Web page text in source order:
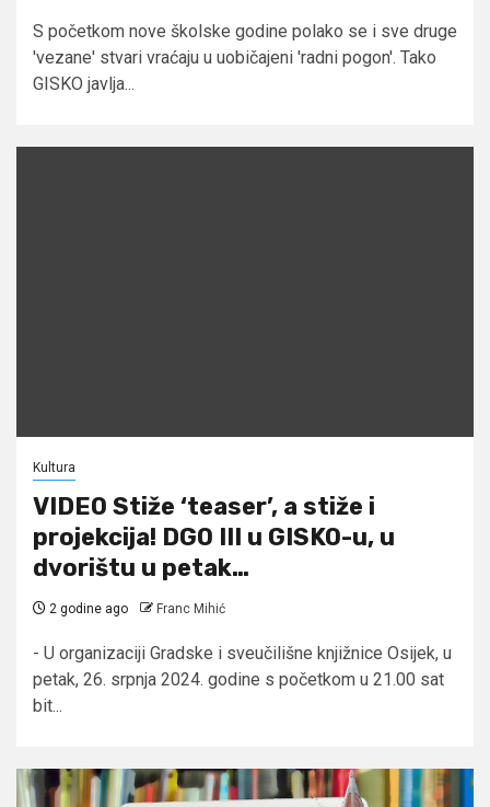
S početkom nove školske godine polako se i sve druge
'vezane' stvari vraćaju u uobičajeni 'radni pogon'. Tako
GISKO javlja...
Kultura
VIDEO Stiže ‘teaser’, a stiže i
projekcija! DGO III u GISKO-u, u
dvorištu u petak…
2 godine ago Franc Mihić
- U organizaciji Gradske i sveučilišne knjižnice Osijek, u
petak, 26. srpnja 2024. godine s početkom u 21.00 sat
bit...